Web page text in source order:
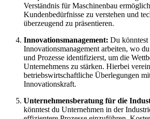
Verständnis für Maschinenbau
Kundenbedürfnisse zu verstehen und
überzeugend zu präsentieren.
Innovationsmanagement: Du
Innovationsmanagement arbeiten, wo
und Prozesse identifizierst, um die
Unternehmens zu stärken. Hierbei
betriebswirtschaftliche Überlegungen
Innovationskraft.
Unternehmensberatung für die
könntest du Unternehmen in der